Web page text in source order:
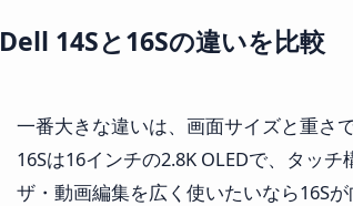
Dell 14Sと16Sの違いを比較
一番大きな違いは、画面サイズと重さ
16Sは16インチの2.8K OLEDで、タッ
ザ・動画編集を広く使いたいなら16Sが